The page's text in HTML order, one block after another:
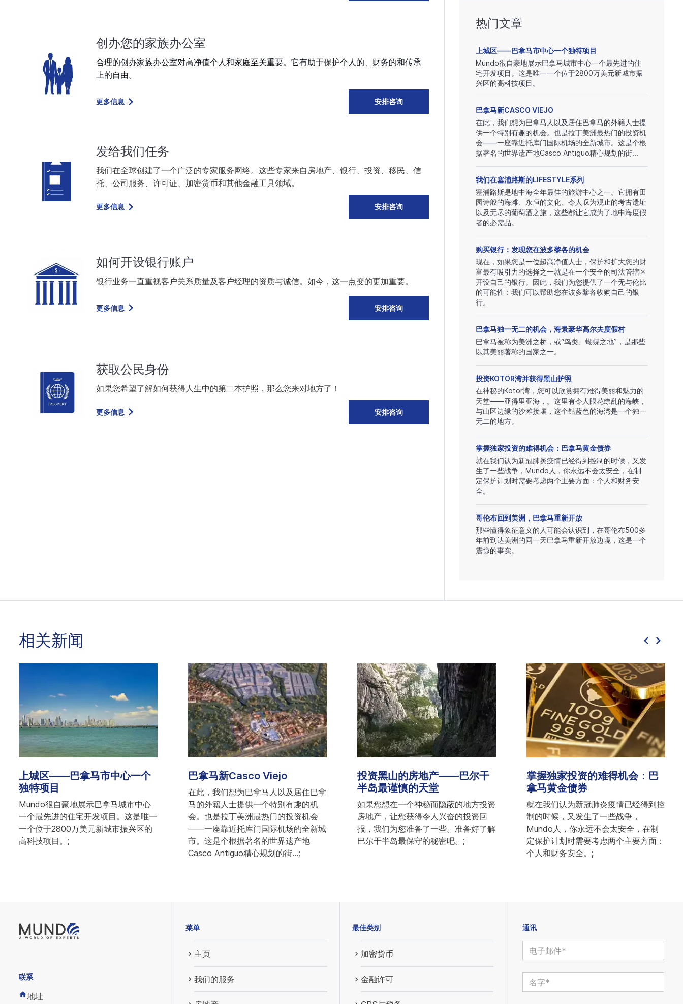
创办您的家族办公室
合理的创办家族办公室对高净值个人和家庭至关重要。它有助于保护个人的、财务的和传承
上的自由。
更多信息 安排咨询
发给我们任务
我们在全球创建了一个广泛的专家服务网络。这些专家来自房地产、银行、投资、移民、信
托、公司服务、许可证、加密货币和其他金融工具领域。
更多信息 安排咨询
如何开设银行账户
银行业务一直重视客户关系质量及客户经理的资质与诚信。 如今，这一点变的更加重要。
更多信息 安排咨询
获取公民身份
如果您希望了解如何获得人生中的第二本护照，那么您来对地方了！
更多信息 安排咨询
热门文章
上城区——巴拿马市中心一个独特项目
Mundo很自豪地展示巴拿马城市中心一个最先进的住
宅开发项目。这是唯一一个位于2800万美元新城市振
兴区的高科技项目。
巴拿马新CASCO VIEJO
在此，我们想为巴拿马人以及居住巴拿马的外籍人士提
供一个特别有趣的机会。也是拉丁美洲最热门的投资机
会——一座靠近托库门国际机场的全新城市。这是个根
据著名的世界遗产地Casco Antiguo精心规划的街...
我们在塞浦路斯的LIFESTYLE系列
塞浦路斯是地中海全年最佳的旅游中心之一。它拥有田
园诗般的海滩、永恒的文化、令人叹为观止的考古遗址
以及无尽的葡萄酒之旅，这些都让它成为了地中海度假
者的必需品。
购买银行：发现您在波多黎各的机会
现在，如果您是一位超高净值人士，保护和扩大您的财
富最有吸引力的选择之一就是在一个安全的司法管辖区
开设自己的银行。因此，我们为您提供了一个无与伦比
的可能性：我们可以帮助您在波多黎各收购自己的银
行。
巴拿马独一无二的机会，海景豪华高尔夫度假村
巴拿马被称为美洲之桥，或“鸟类、蝴蝶之地”，是那些
以其美丽著称的国家之一。
投资KOTOR湾并获得黑山护照
在神秘的Kotor湾，您可以欣赏拥有难得美丽和魅力的
天堂——亚得里亚海，。这里有令人眼花缭乱的海峡，
与山区边缘的沙滩接壤，这个钴蓝色的海湾是一个独一
无二的地方。
掌握独家投资的难得机会：巴拿马黄金债券
就在我们认为新冠肺炎疫情已经得到控制的时候，又发
生了一些战争，Mundo人，你永远不会太安全，在制
定保护计划时需要考虑两个主要方面：个人和财务安
全。
哥伦布回到美洲，巴拿马重新开放
那些懂得象征意义的人可能会认识到，在哥伦布500多
年前到达美洲的同一天巴拿马重新开放边境，这是一个
震惊的事实。
相关新闻
上城区——巴拿马市中心一个
独特项目
Mundo很自豪地展示巴拿马城市中心
一个最先进的住宅开发项目。这是唯一
一个位于2800万美元新城市振兴区的
高科技项目。;
巴拿马新Casco Viejo
在此，我们想为巴拿马人以及居住巴拿
马的外籍人士提供一个特别有趣的机
会。也是拉丁美洲最热门的投资机会
——一座靠近托库门国际机场的全新城
市。这是个根据著名的世界遗产地
Casco Antiguo精心规划的街...;
投资黑山的房地产——巴尔干
半岛最谨慎的天堂
如果您想在一个神秘而隐蔽的地方投资
房地产，让您获得令人兴奋的投资回
报，我们为您准备了一些。准备好了解
巴尔干半岛最保守的秘密吧。;
掌握独家投资的难得机会：巴
拿马黄金债券
就在我们认为新冠肺炎疫情已经得到控
制的时候，又发生了一些战争，
Mundo人，你永远不会太安全，在制
定保护计划时需要考虑两个主要方面：
个人和财务安全。;
联系
地址
菜单
主页
我们的服务
最佳类别
加密货币
金融许可
通讯